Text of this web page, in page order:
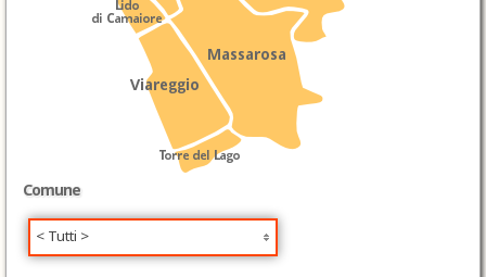
Comune
< Tutti >